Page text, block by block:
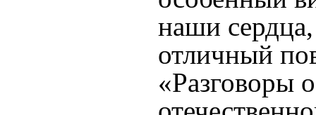
наши
отличный
«Разговоры